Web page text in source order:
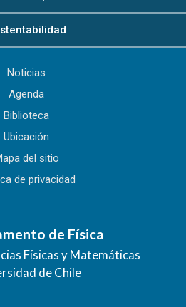
Noticias
Agenda
Biblioteca
Ubicación
del sitio
de privacidad
de Física
Físicas y Matemáticas
de Chile